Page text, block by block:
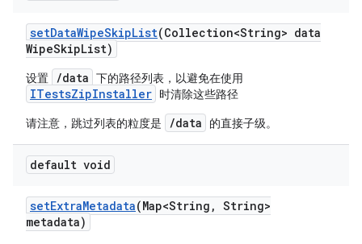
setDataWipeSkipList(Collection<String> data
WipeSkipList)
设置 /data 下的路径列表，以避免在使用
ITestsZipInstaller 时清除这些路径
请注意，跳过列表的粒度是
/data 的直接子级。
default void
setExtraMetadata(Map<String , String>
metadata)